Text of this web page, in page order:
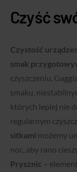
Czyść
Czystość
smak
czyszczeniu,
smaku,
których lepiej nie
regularnym
sitkami możemy
noc, aby rano
Prysznic –